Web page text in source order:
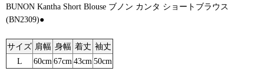
BUNON Kantha Short Blouse ブノン カンタ ショートブラウス
(BN2309)●
サイズ 肩幅 身幅 着丈 袖丈
L
60cm 67cm 43cm 50cm